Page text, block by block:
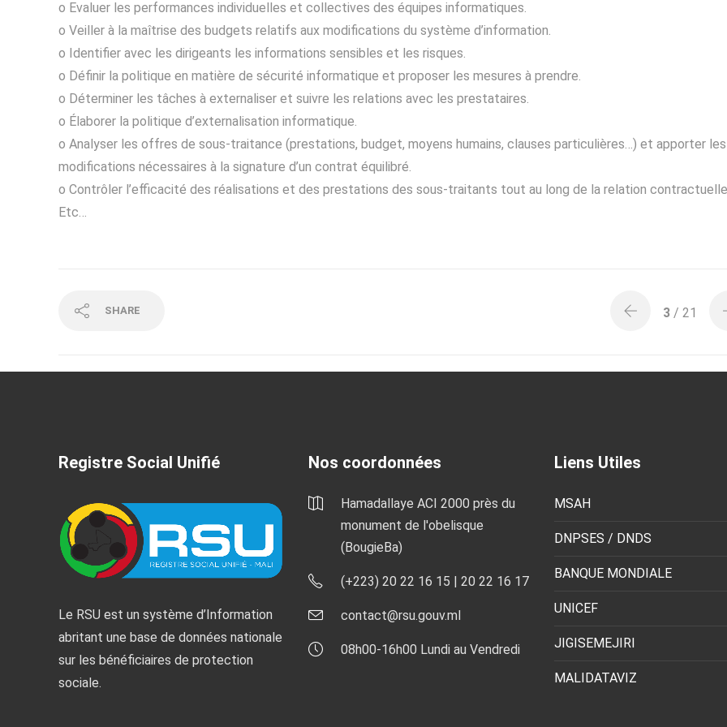
o Evaluer les performances individuelles et collectives des équipes informatiques.
o Veiller à la maîtrise des budgets relatifs aux modifications du système d’information.
o Identifier avec les dirigeants les informations sensibles et les risques.
o Définir la politique en matière de sécurité informatique et proposer les mesures à prendre.
o Déterminer les tâches à externaliser et suivre les relations avec les prestataires.
o Élaborer la politique d’externalisation informatique.
o Analyser les offres de sous-traitance (prestations, budget, moyens humains, clauses particulières…) et apporter les
modifications nécessaires à la signature d’un contrat équilibré.
o Contrôler l’efficacité des réalisations et des prestations des sous-traitants tout au long de la relation
Etc…
SHARE 3 / 21
Registre Social Unifié
Le RSU est un système d’Information
abritant une base de données nationale
sur les bénéficiaires de protection
sociale.
Nos coordonnées
Hamadallaye ACI 2000 près du
monument de l'obelisque
(BougieBa)
(+223) 20 22 16 15 | 20 22 16 17
contact@rsu.gouv.ml
08h00-16h00 Lundi au Vendredi
Liens Utiles
MSAH
DNPSES / DNDS
BANQUE MONDIALE
UNICEF
JIGISEMEJIRI
MALIDATAVIZ